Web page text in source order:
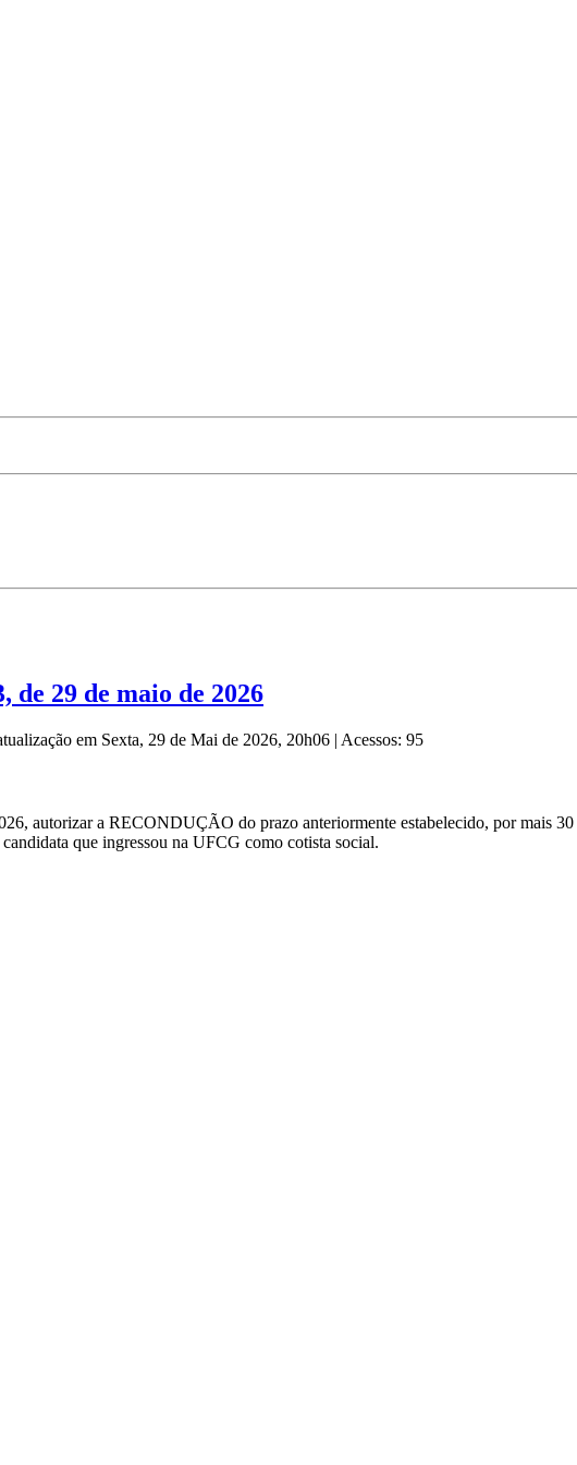
29 de maio de 2026
em Sexta, 29 de Mai de 2026, 20h06 | Acessos: 95
autorizar a RECONDUÇÃO do prazo anteriormente estabelecido, por mais
que ingressou na UFCG como cotista social.